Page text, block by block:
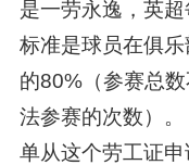
是一劳永逸，英
标准是球员在俱
的80%（参赛总
法参赛的次数）。
单从这个劳工证